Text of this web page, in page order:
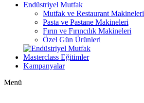
Endüstriyel Mutfak
Mutfak ve Restaurant Makineleri
Pasta ve Pastane Makineleri
Fırın ve Fırıncılık Makineleri
Özel Gün Ürünleri
Masterclass Eğitimler
Kampanyalar
Menü